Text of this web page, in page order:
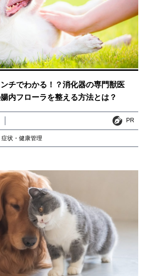
チでわかる！？消化器の専門獣医
内フローラを整える方法とは？
PR
PR
状・健康管理